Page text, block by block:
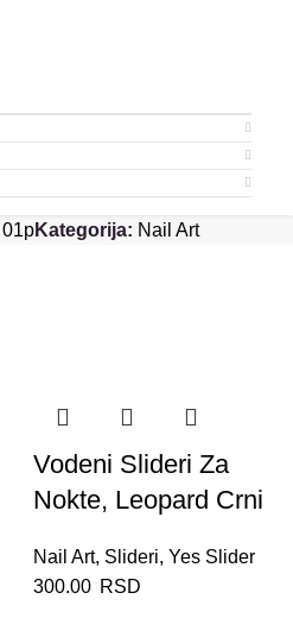
01pKategorija: Nail Art
Vodeni Slideri Za
Nokte, Leopard Crni
Nail Art, Slideri, Yes Slider
300.00 RSD